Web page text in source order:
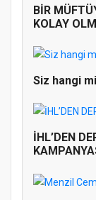
BİR
KOLAY
Siz hangi
İHL’DEN